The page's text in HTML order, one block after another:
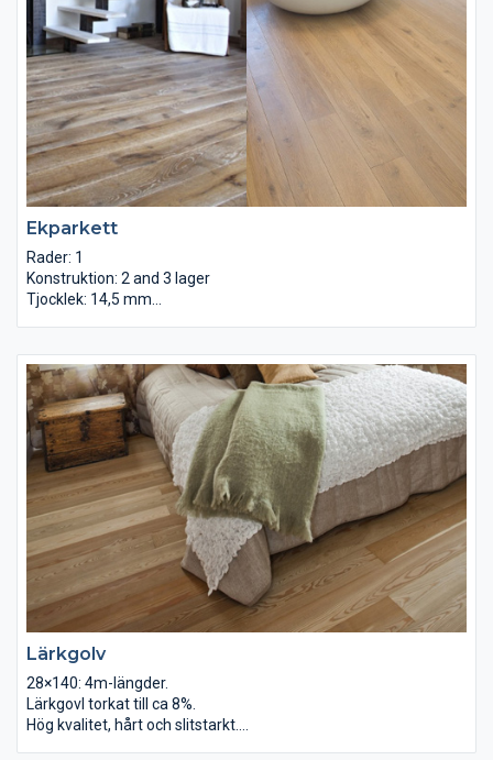
Ekparkett
Rader: 1
Konstruktion: 2 and 3 lager
Tjocklek: 14,5 mm
Ytbehandling: Slät, borstad, borstad 2x
Yta finish: Utan behandling, oljad
Lärkgolv
28×140: 4m-längder.
Lärkgovl torkat till ca 8%.
Hög kvalitet, hårt och slitstarkt.